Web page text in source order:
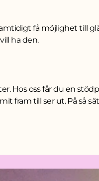
få möjlighet till
ha den.
Hos oss får du en
fram till ser ut. På så